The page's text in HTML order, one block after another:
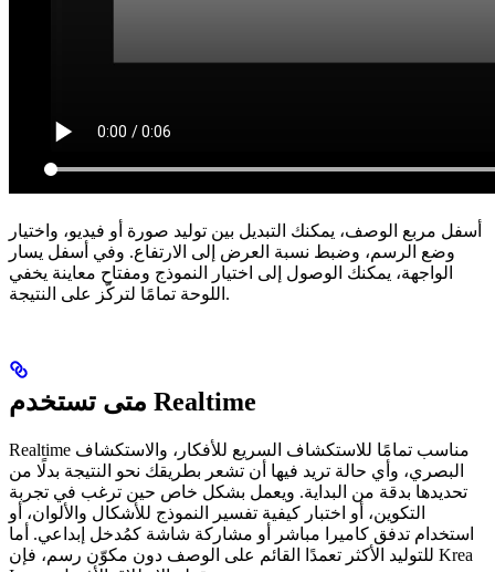
أسفل مربع الوصف، يمكنك التبديل بين توليد صورة أو فيديو، واختيار
وضع الرسم، وضبط نسبة العرض إلى الارتفاع. وفي أسفل يسار
الواجهة، يمكنك الوصول إلى اختيار النموذج ومفتاح معاينة يخفي
اللوحة تمامًا لتركّز على النتيجة.
متى تستخدم Realtime
Realtime مناسب تمامًا للاستكشاف السريع للأفكار، والاستكشاف
البصري، وأي حالة تريد فيها أن تشعر بطريقك نحو النتيجة بدلًا من
تحديدها بدقة من البداية. ويعمل بشكل خاص حين ترغب في تجربة
التكوين، أو اختبار كيفية تفسير النموذج للأشكال والألوان، أو
استخدام تدفق كاميرا مباشر أو مشاركة شاشة كمُدخل إبداعي. أما
للتوليد الأكثر تعمدًا القائم على الوصف دون مكوّن رسم، فإن Krea